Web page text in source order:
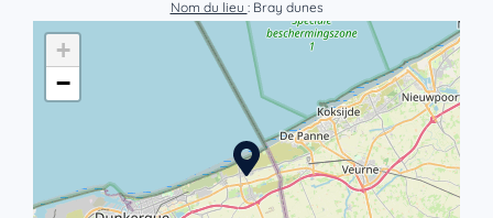
Nom du lieu : Bray dunes
+
−